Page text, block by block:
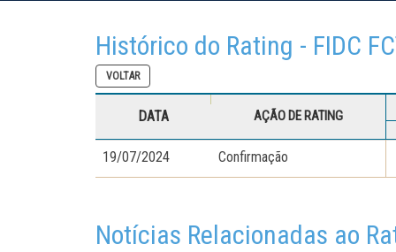
Histórico do Rating - FIDC
VOLTAR
DATA AÇÃO DE RATING
19/07/2024 Confirmação
Notícias Relacionadas ao